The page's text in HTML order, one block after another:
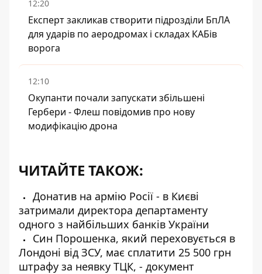
12:20
Експерт закликав створити підрозділи БпЛА
для ударів по аеродромах і складах КАБів
ворога
12:10
Окупанти почали запускати збільшені
Гербери - Флеш повідомив про нову
модифікацію дрона
ЧИТАЙТЕ ТАКОЖ:
Донатив на армію Росії - в Києві
затримали директора департаменту
одного з найбільших банків України
Син Порошенка, який переховується в
Лондоні від ЗСУ, має сплатити 25 500 грн
штрафу за неявку ТЦК, - документ